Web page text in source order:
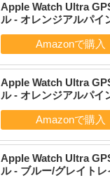
Apple Watch Ultra
ル - オレンジアルパイ
Apple Watch Ultra
ル - オレンジアルパイ
Apple Watch Ultra
ル - ブルー/グレイト